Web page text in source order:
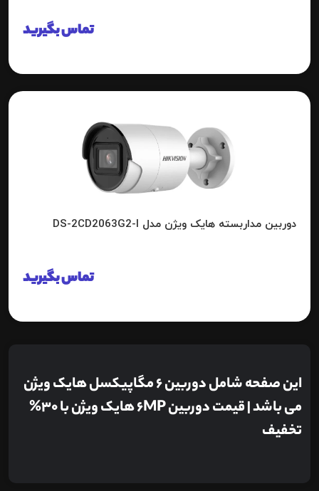
تماس بگیرید
دوربین مداربسته هایک ویژن مدل DS-2CD2063G2-I
تماس بگیرید
این صفحه شامل دوربین 6 مگاپیکسل هایک ویژن
می باشد | قیمت دوربین 6MP هایک ویژن با 30%
تخفیف